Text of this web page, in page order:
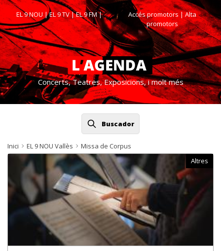
EL 9 NOU|EL 9 TV|EL 9 FM| Accés promotors| Alta
promotors
Concerts, Teatres, Exposicions, i molt més
Buscador
Inici EL 9 NOU Vallès Missa de Corpus
Altres